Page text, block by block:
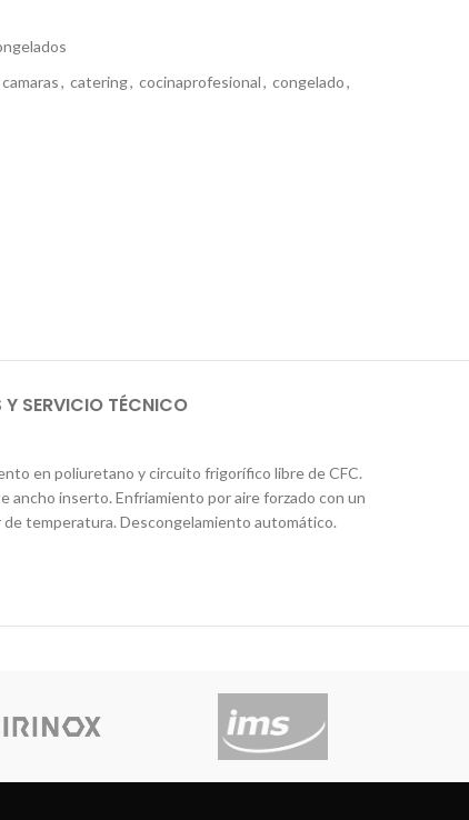
camaras, catering, cocinaprofesional, congelado,
SERVICIO TÉCNICO
en poliuretano y circuito frigorífico libre de CFC.
ancho inserto. Enfriamiento por aire forzado con un
temperatura. Descongelamiento automático.